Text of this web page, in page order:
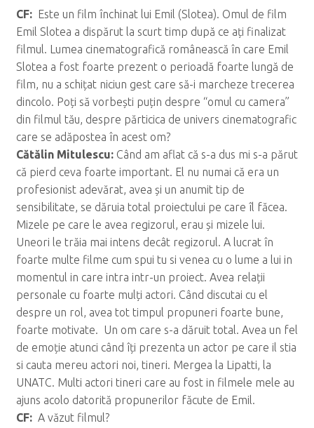
CF: Este un film închinat lui Emil (Slotea). Omul de film
Emil Slotea a dispărut la scurt timp după ce ați finalizat
filmul. Lumea cinematografică românească în care Emil
Slotea a fost foarte prezent o perioadă foarte lungă de
film, nu a schițat niciun gest care să-i marcheze trecerea
dincolo. Poți să vorbești puțin despre “omul cu camera”
din filmul tău, despre părticica de univers cinematografic
care se adăpostea în acest om?
Cătălin Mitulescu: Când am aflat că s-a dus mi s-a părut
că pierd ceva foarte important. El nu numai că era un
profesionist adevărat, avea și un anumit tip de
sensibilitate, se dăruia total proiectului pe care îl făcea.
Mizele pe care le avea regizorul, erau și mizele lui.
Uneori le trăia mai intens decât regizorul. A lucrat în
foarte multe filme cum spui tu si venea cu o lume a lui in
momentul in care intra intr-un proiect. Avea relații
personale cu foarte mulți actori. Când discutai cu el
despre un rol, avea tot timpul propuneri foarte bune,
foarte motivate. Un om care s-a dăruit total. Avea un fel
de emoție atunci când îți prezenta un actor pe care il stia
si cauta mereu actori noi, tineri. Mergea la Lipatti, la
UNATC. Multi actori tineri care au fost in filmele mele au
ajuns acolo datorită propunerilor făcute de Emil.
CF: A văzut filmul?